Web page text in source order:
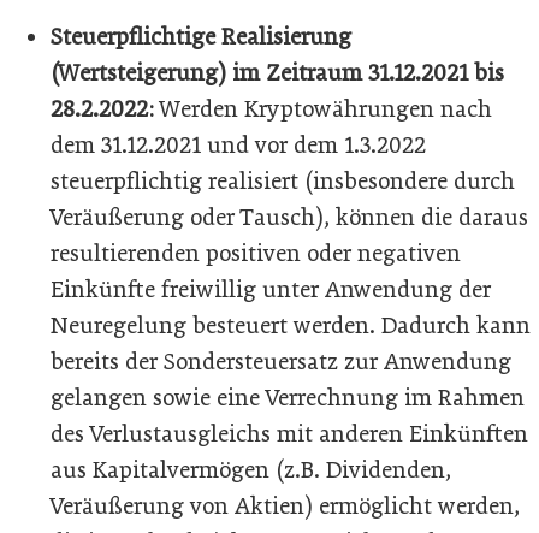
Steuerpflichtige Realisierung
(Wertsteigerung) im Zeitraum 31.12.2021 bis
28.2.2022:Werden Kryptowährungen nach
dem 31.12.2021 und vor dem 1.3.2022
steuerpflichtig realisiert (insbesondere durch
Veräußerung oder Tausch), können die daraus
resultierenden positiven oder negativen
Einkünfte freiwillig unter Anwendung der
Neuregelung besteuert werden. Dadurch kann
bereits der Sondersteuersatz zur Anwendung
gelangen sowie eine Verrechnung im Rahmen
des Verlustausgleichs mit anderen Einkünften
aus Kapitalvermögen (z.B. Dividenden,
Veräußerung von Aktien) ermöglicht werden,